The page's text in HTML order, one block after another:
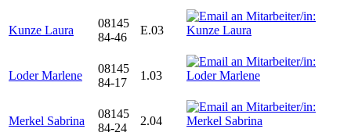
Kunze Laura
08145
84-46
E.03
Loder Marlene
08145
84-17
1.03
Merkel Sabrina
08145
84-24
2.04